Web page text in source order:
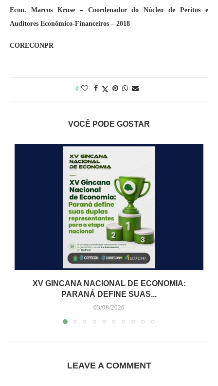
Econ. Marcos Kruse – Coordenador do Núcleo de Peritos e
Auditores Econômico-Financeiros – 2018
CORECONPR
0
VOCÊ PODE GOSTAR
XV GINCANA NACIONAL DE ECONOMIA:
PARANÁ DEFINE SUAS...
03/08/2026
LEAVE A COMMENT